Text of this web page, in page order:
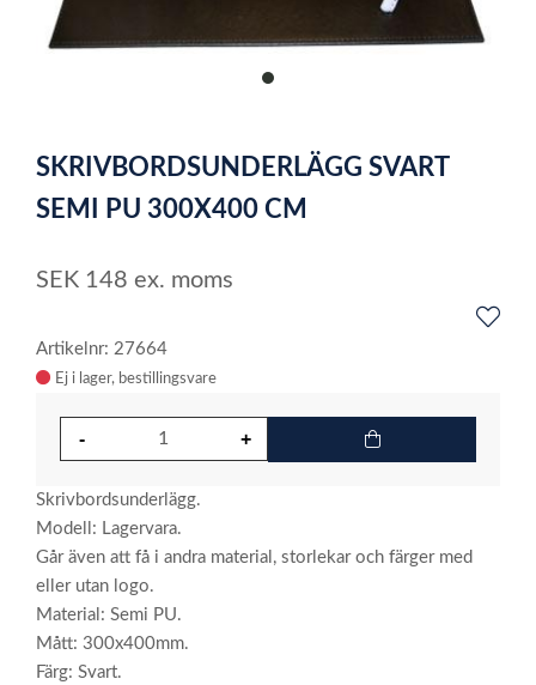
item
of
1
SKRIVBORDSUNDERLÄGG SVART
SEMI PU 300X400 CM
SEK 148 ex. moms
Artikelnr: 27664
Ej i lager
Skrivbordsunderlägg.
Modell: Lagervara.
Går även att få i andra material, storlekar och färger med
eller utan logo.
Material: Semi PU.
Mått: 300x400mm.
Färg: Svart.